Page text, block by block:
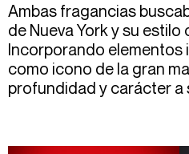
Ambas fragancias
de Nueva York y su
Incorporando elementos
como icono de la gran
profundidad y carácter a